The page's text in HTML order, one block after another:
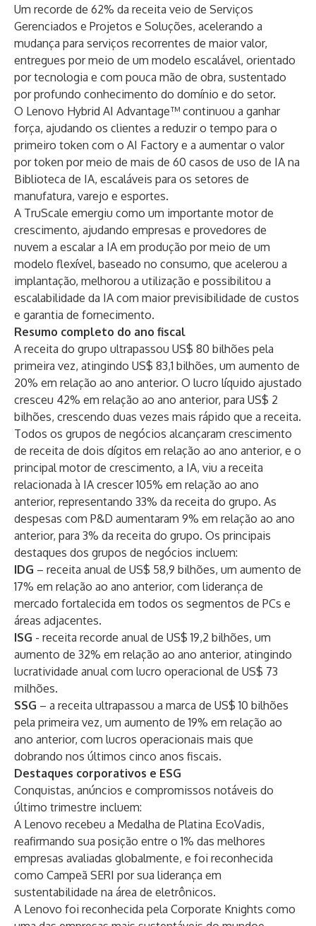
Um recorde de 62% da receita veio de Serviços
Gerenciados e Projetos e Soluções, acelerando a
mudança para serviços recorrentes de maior valor,
entregues por meio de um modelo escalável, orientado
por tecnologia e com pouca mão de obra, sustentado
por profundo conhecimento do domínio e do setor.
O Lenovo Hybrid AI Advantage™ continuou a ganhar
força, ajudando os clientes a reduzir o tempo para o
primeiro token com o AI Factory e a aumentar o valor
por token por meio de mais de 60 casos de uso de IA na
Biblioteca de IA, escaláveis ​​para os setores de
manufatura, varejo e esportes.
A TruScale emergiu como um importante motor de
crescimento, ajudando empresas e provedores de
nuvem a escalar a IA em produção por meio de um
modelo flexível, baseado no consumo, que acelerou a
implantação, melhorou a utilização e possibilitou a
escalabilidade da IA ​​com maior previsibilidade de custos
e garantia de fornecimento.
Resumo completo do ano fiscal
A receita do grupo ultrapassou US$ 80 bilhões pela
primeira vez, atingindo US$ 83,1 bilhões, um aumento de
20% em relação ao ano anterior. O lucro líquido ajustado
cresceu 42% em relação ao ano anterior, para US$ 2
bilhões, crescendo duas vezes mais rápido que a receita.
Todos os grupos de negócios alcançaram crescimento
de receita de dois dígitos em relação ao ano anterior, e o
principal motor de crescimento, a IA, viu a receita
relacionada à IA crescer 105% em relação ao ano
anterior, representando 33% da receita do grupo. As
despesas com P&D aumentaram 9% em relação ao ano
anterior, para 3% da receita do grupo. Os principais
destaques dos grupos de negócios incluem:
IDG – receita anual de US$ 58,9 bilhões, um aumento de
17% em relação ao ano anterior, com liderança de
mercado fortalecida em todos os segmentos de PCs e
áreas adjacentes.
ISG - receita recorde anual de US$ 19,2 bilhões, um
aumento de 32% em relação ao ano anterior, atingindo
lucratividade anual com lucro operacional de US$ 73
milhões.
SSG – a receita ultrapassou a marca de US$ 10 bilhões
pela primeira vez, um aumento de 19% em relação ao
ano anterior, com lucros operacionais mais que
dobrando nos últimos cinco anos fiscais.
Destaques corporativos e ESG
Conquistas, anúncios e compromissos notáveis ​​do
último trimestre incluem:
A Lenovo recebeu a Medalha de Platina EcoVadis,
reafirmando sua posição entre o 1% das melhores
empresas avaliadas globalmente, e foi reconhecida
como Campeã SERI por sua liderança em
sustentabilidade na área de eletrônicos.
A Lenovo foi reconhecida pela Corporate Knights como